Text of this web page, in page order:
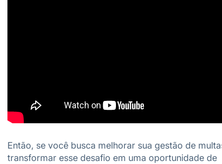
Então, se você busca melhorar sua gestão de
transformar esse desafio em uma oportunidade de